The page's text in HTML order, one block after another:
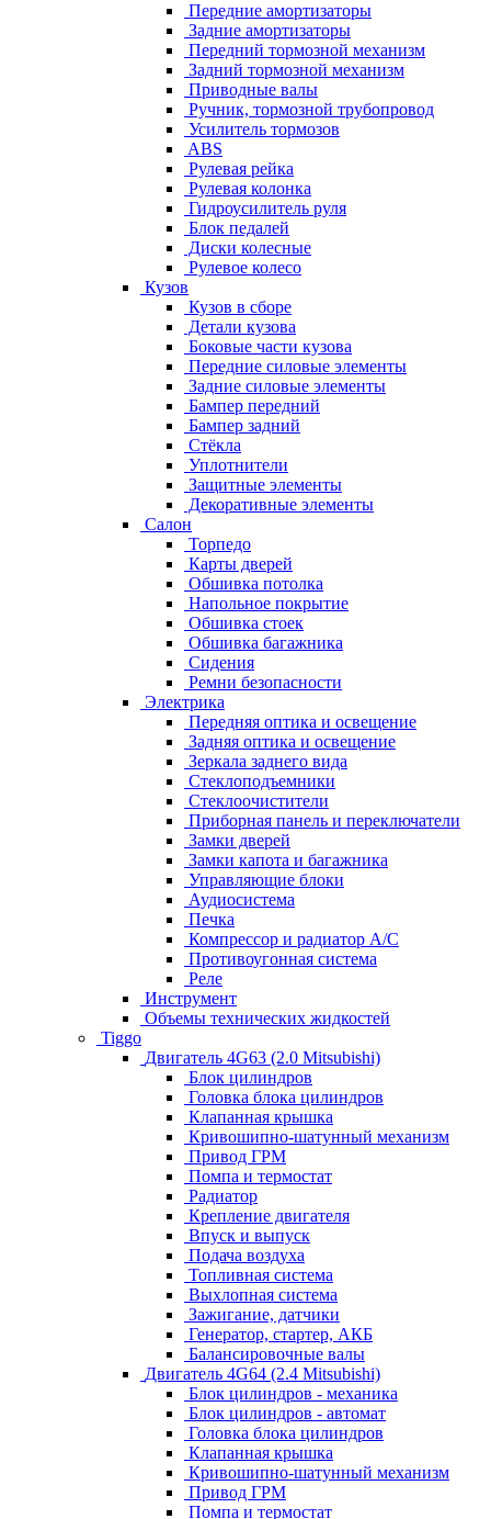
Передние амортизаторы
Задние амортизаторы
Передний тормозной механизм
Задний тормозной механизм
Приводные валы
Ручник, тормозной трубопровод
Усилитель тормозов
ABS
Рулевая рейка
Рулевая колонка
Гидроусилитель руля
Блок педалей
Диски колесные
Рулевое колесо
Кузов
Кузов в сборе
Детали кузова
Боковые части кузова
Передние силовые элементы
Задние силовые элементы
Бампер передний
Бампер задний
Стёкла
Уплотнители
Защитные элементы
Декоративные элементы
Салон
Торпедо
Карты дверей
Обшивка потолка
Напольное покрытие
Обшивка стоек
Обшивка багажника
Сидения
Ремни безопасности
Электрика
Передняя оптика и освещение
Задняя оптика и освещение
Зеркала заднего вида
Стеклоподъемники
Стеклоочистители
Приборная панель и переключатели
Замки дверей
Замки капота и багажника
Управляющие блоки
Аудиосистема
Печка
Компрессор и радиатор А/C
Противоугонная система
Реле
Инструмент
Объемы технических жидкостей
Tiggo
Двигатель 4G63 (2.0 Mitsubishi)
Блок цилиндров
Головка блока цилиндров
Клапанная крышка
Кривошипно-шатунный механизм
Привод ГРМ
Помпа и термостат
Радиатор
Крепление двигателя
Впуск и выпуск
Подача воздуха
Топливная система
Выхлопная система
Зажигание, датчики
Генератор, стартер, АКБ
Балансировочные валы
Двигатель 4G64 (2.4 Mitsubishi)
Блок цилиндров - механика
Блок цилиндров - автомат
Головка блока цилиндров
Клапанная крышка
Кривошипно-шатунный механизм
Привод ГРМ
Помпа и термостат